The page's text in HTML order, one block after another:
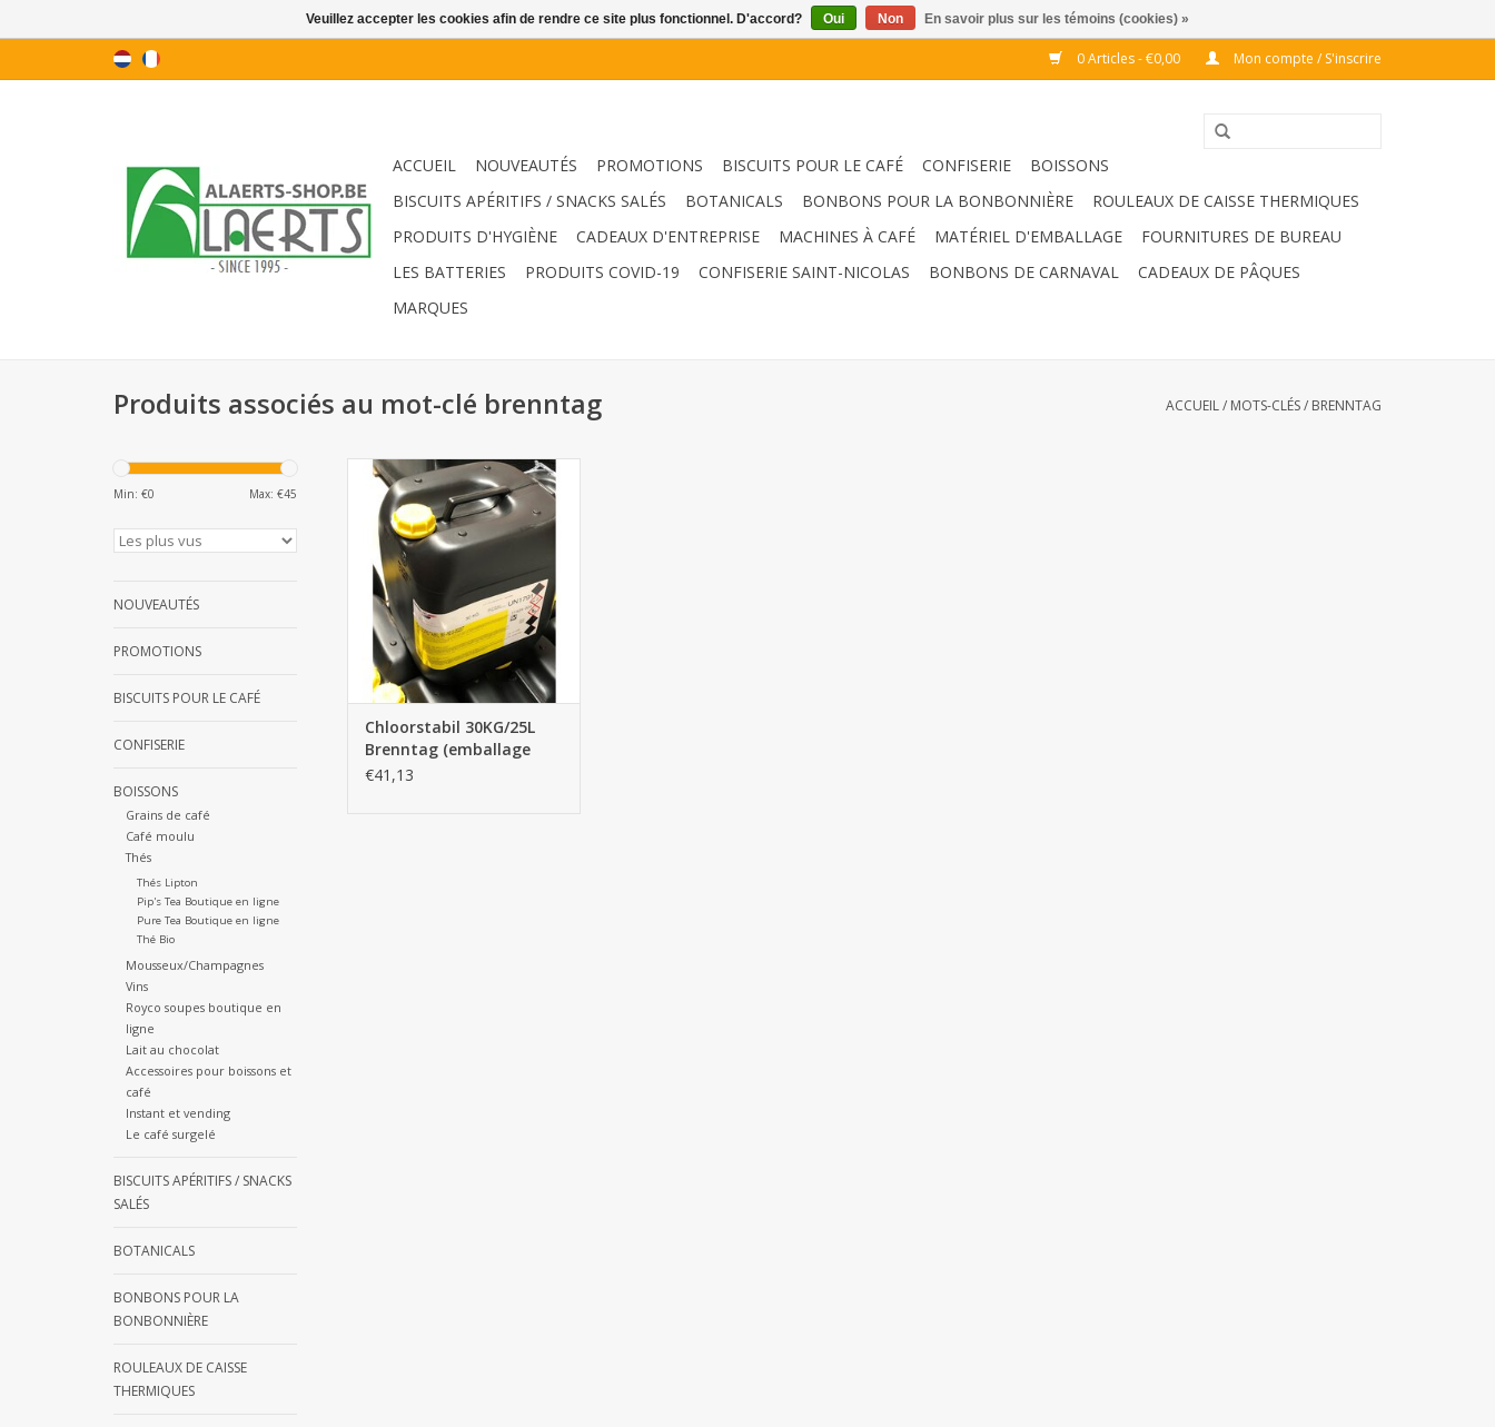
0 Articles - €0,00 Mon compte / S'inscrire
ACCUEIL NOUVEAUTÉS PROMOTIONS BISCUITS POUR LE CAFÉ CONFISERIE
BOISSONS
BISCUITS APÉRITIFS / SNACKS SALÉS
BOTANICALS BONBONS POUR LA BONBONNIÈRE
ROULEAUX DE CAISSE THERMIQUES
PRODUITS D'HYGIÈNE
CADEAUX D'ENTREPRISE MACHINES À CAFÉ MATÉRIEL D'EMBALLAGE
FOURNITURES DE BUREAU
LES BATTERIES
PRODUITS COVID-19 CONFISERIE SAINT-NICOLAS BONBONS DE CARNAVAL
CADEAUX DE PÂQUES
MARQUES
Produits associés au mot-clé brenntag ACCUEIL/ MOTS-CLÉS/ BRENNTAG
Min: €0 Max: €45
NOUVEAUTÉS
PROMOTIONS
BISCUITS POUR LE CAFÉ
CONFISERIE
BOISSONS
Grains de café
Café moulu
Thés
Thés Lipton
Pip's Tea Boutique en ligne
Pure Tea Boutique en ligne
Thé Bio
Mousseux/Champagnes
Vins
Royco soupes boutique en
ligne
Lait au chocolat
Accessoires pour boissons et
café
Instant et vending
Le café surgelé
BISCUITS APÉRITIFS / SNACKS
SALÉS
BOTANICALS
BONBONS POUR LA
BONBONNIÈRE
ROULEAUX DE CAISSE
THERMIQUES
Chloorstabil 30KG/25L Brenntag
(emballage jetable)
AJOUTER AU PANIER
Chloorstabil 30KG/25L
Brenntag (emballage
jetable)
€41,13
Veuillez accepter les cookies afin de rendre ce site plus fonctionnel. D'accord? Oui Non En savoir plus sur les témoins (cookies) »